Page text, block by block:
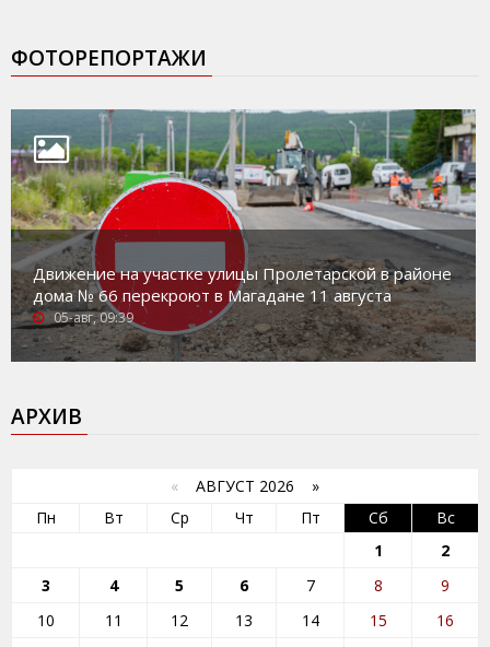
ФОТОРЕПОРТАЖИ
Движение на участке улицы Пролетарской в районе
дома № 66 перекроют в Магадане 11 августа
05-авг, 09:39
АРХИВ
« АВГУСТ 2026 »
Пн
Вт Ср Чт Пт Сб
Вс
1
2
3
4 5 6 7 8
9
10
11 12 13 14 15
16